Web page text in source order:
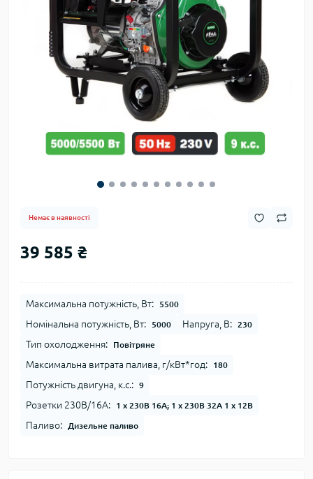
Немає в наявності
39 585 ₴
Максимальна потужність, Вт: 5500
Номінальна потужність, Вт: 5000 Напруга, В: 230
Тип охолодження: Повітряне
Максимальна витрата палива, г/кВт*год: 180
Потужність двигуна, к.с.: 9
Розетки 230В/16А: 1 х 230В 16А; 1 х 230В 32А 1 х 12В
Паливо: Дизельне паливо